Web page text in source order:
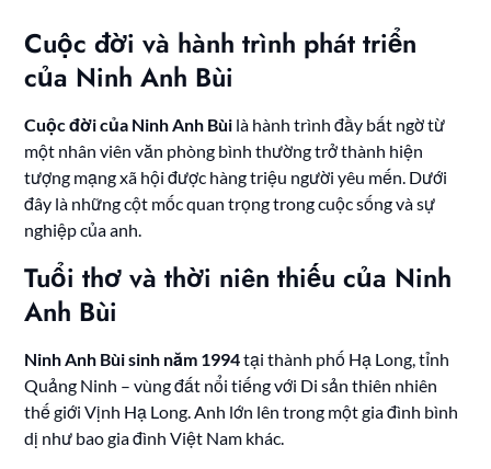
Cuộc đời và hành trình phát triển
của Ninh Anh Bùi
Cuộc đời của Ninh Anh Bùi là hành trình đầy bất ngờ từ
một nhân viên văn phòng bình thường trở thành hiện
tượng mạng xã hội được hàng triệu người yêu mến. Dưới
đây là những cột mốc quan trọng trong cuộc sống và sự
nghiệp của anh.
Tuổi thơ và thời niên thiếu của Ninh
Anh Bùi
Ninh Anh Bùi sinh năm 1994tại thành phố Hạ Long, tỉnh
Quảng Ninh – vùng đất nổi tiếng với Di sản thiên nhiên
thế giới Vịnh Hạ Long. Anh lớn lên trong một gia đình bình
dị như bao gia đình Việt Nam khác.